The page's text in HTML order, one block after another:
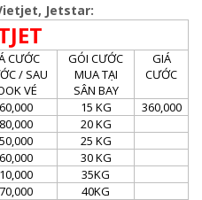
Jetstar:
CƯỚC
/ SAU
VÉ
GÓI CƯỚC
MUA TẠI
SÂN BAY
GIÁ
CƯỚC
15 KG
360,000
20 KG
25 KG
30 KG
35KG
40KG